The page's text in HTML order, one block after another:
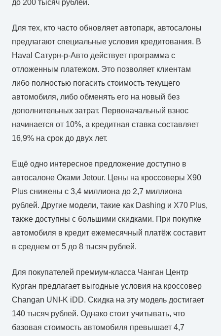
до 200 тысяч рублей.
Для тех, кто часто обновляет автопарк, автосалоны
предлагают специальные условия кредитования. В
Haval Сатурн-р-Авто действует программа с
отложенным платежом. Это позволяет клиентам
либо полностью погасить стоимость текущего
автомобиля, либо обменять его на новый без
дополнительных затрат. Первоначальный взнос
начинается от 10%, а кредитная ставка составляет
16,9% на срок до двух лет.
Ещё одно интересное предложение доступно в
автосалоне Оками Jetour. Цены на кроссоверы X90
Plus снижены с 3,4 миллиона до 2,7 миллиона
рублей. Другие модели, такие как Dashing и X70 Plus,
также доступны с большими скидками. При покупке
автомобиля в кредит ежемесячный платёж составит
в среднем от 5 до 8 тысяч рублей.
Для покупателей премиум-класса Чанган Центр
Курган предлагает выгодные условия на кроссовер
Changan UNI-K iDD. Скидка на эту модель достигает
140 тысяч рублей. Однако стоит учитывать, что
базовая стоимость автомобиля превышает 4,7